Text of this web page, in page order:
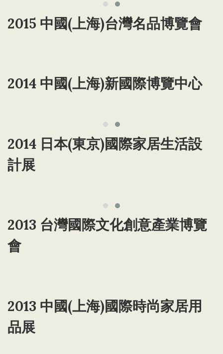
2015 中國(上海)台灣名品博覽會
2014 中國(上海)新國際博覽中心
2014 日本(東京)國際家居生活設
計展
2013 台灣國際文化創意產業博覽
會
2013 中國(上海)國際時尚家居用
品展